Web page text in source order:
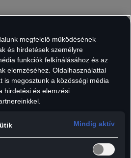
nélkül.
a kosárhoz
egyszerre: a tágas női
elegendő hely áll
pénzét és kártyáit
megfelelő működésének
és hirdetések személyre
funkciók felkínálásához és az
elemzéséhez. Oldalhasználattal
is megosztunk a közösségi média
hirdetési és elemzési
Mindig aktív